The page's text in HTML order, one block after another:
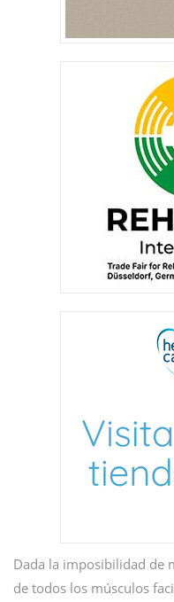
Dada la imposibilidad de
de todos los músculos